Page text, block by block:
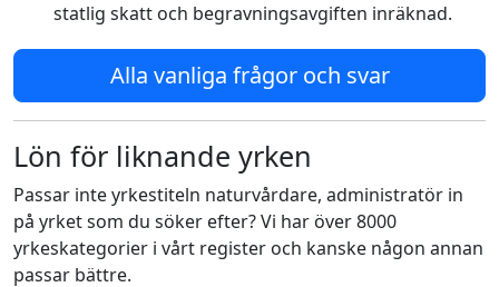
statlig skatt och begravningsavgiften inräknad.
Alla vanliga frågor och svar
Lön för liknande yrken
Passar inte yrkestiteln naturvårdare, administratör in
på yrket som du söker efter? Vi har över 8000
yrkeskategorier i vårt register och kanske någon annan
passar bättre.